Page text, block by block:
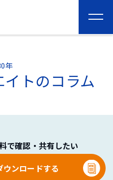
年
トのコラム
で確認・共有したい
ウンロードする